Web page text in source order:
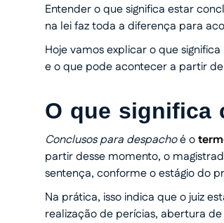
Entender o que significa estar
na lei faz toda a diferença para
Hoje vamos explicar o que significa
e o que pode acontecer a partir
O que significa
Conclusos para despachoé o
partir desse momento, o
sentença, conforme o estágio do
Na prática, isso indica que o juiz
realização de perícias, abertura